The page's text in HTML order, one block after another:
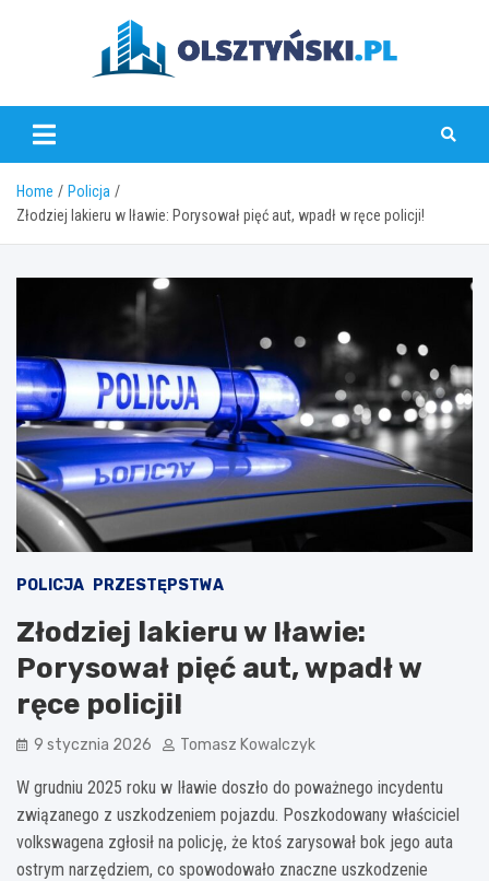
olsztynski.pl
Home
Policja
Złodziej lakieru w Iławie: Porysował pięć aut, wpadł w ręce policji!
POLICJA PRZESTĘPSTWA
Złodziej lakieru w Iławie:
Porysował pięć aut, wpadł w
ręce policji!
9 stycznia 2026 Tomasz Kowalczyk
W grudniu 2025 roku w Iławie doszło do poważnego incydentu
związanego z uszkodzeniem pojazdu. Poszkodowany właściciel
volkswagena zgłosił na policję, że ktoś zarysował bok jego auta
ostrym narzędziem, co spowodowało znaczne uszkodzenie